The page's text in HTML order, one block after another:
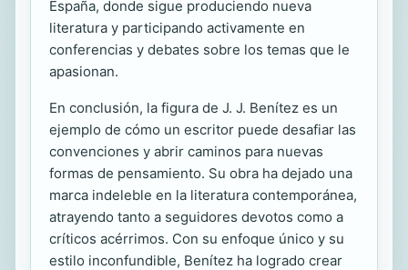
España, donde sigue produciendo nueva
literatura y participando activamente en
conferencias y debates sobre los temas que le
apasionan.
En conclusión, la figura de J. J. Benítez es un
ejemplo de cómo un escritor puede desafiar las
convenciones y abrir caminos para nuevas
formas de pensamiento. Su obra ha dejado una
marca indeleble en la literatura contemporánea,
atrayendo tanto a seguidores devotos como a
críticos acérrimos. Con su enfoque único y su
estilo inconfundible, Benítez ha logrado crear